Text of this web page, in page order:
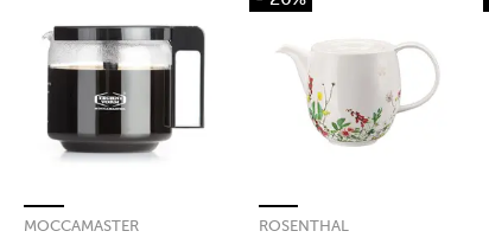
MOCCAMASTER ROSENTHAL